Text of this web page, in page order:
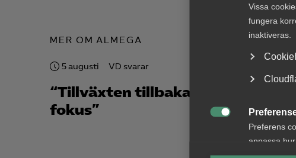
Vissa
fungera
inaktiveras.
Preferens
anpassa
lagring av
MER OM ALMEGA
5 augusti VD svarar
“Tillväxten tillbaka i
fokus”
jobb,